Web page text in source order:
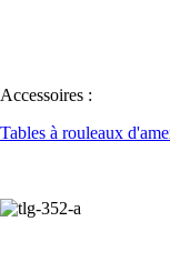
Accessoires :
Tables à rouleaux